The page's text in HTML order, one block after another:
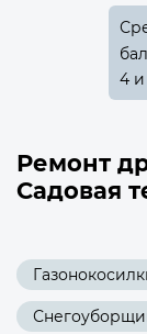
4
Ремонт
Садовая